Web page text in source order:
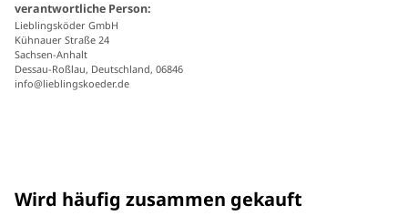
verantwortliche Person:
Lieblingsköder GmbH
Kühnauer Straße 24
Sachsen-Anhalt
Dessau-Roßlau, Deutschland, 06846
info@lieblingskoeder.de
Wird häufig zusammen gekauft